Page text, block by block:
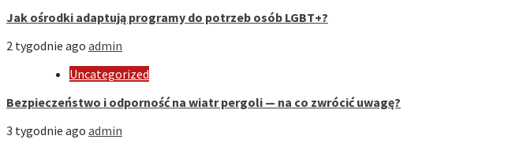
Jak ośrodki adaptują programy do potrzeb osób LGBT+?
2 tygodnie ago admin
Uncategorized
Bezpieczeństwo i odporność na wiatr pergoli — na co zwrócić uwagę?
3 tygodnie ago admin